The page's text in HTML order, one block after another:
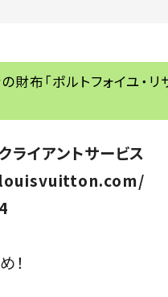
財布「ポルトフォイユ・リ
ライアントサービス
！